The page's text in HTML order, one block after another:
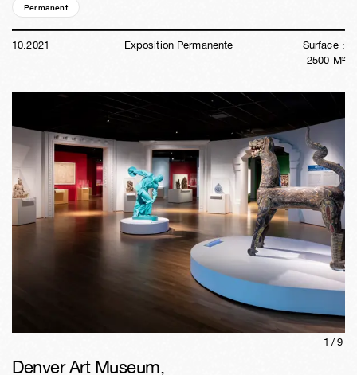
Permanent
10.2021 Exposition Permanente
Surface :
2500 M²
1/9
Denver Art Museum,